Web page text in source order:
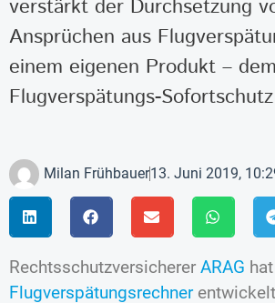
verstärkt der Durchsetzung
Ansprüchen aus
einem eigenen Produkt – dem
Flugverspätungs-
Milan Frühbauer13. Juni 2019,
Rechtsschutzversicherer ARAG
Flugverspätungsrechner